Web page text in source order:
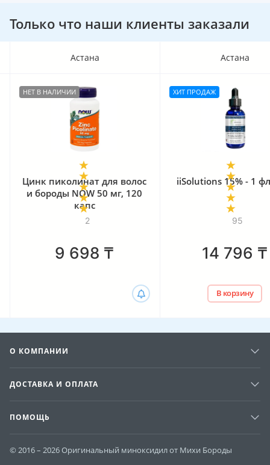
Только что наши клиенты заказали
Астана
НЕТ В НАЛИЧИИ
2
Цинк пиколинат для волос
и бороды NOW 50 мг, 120
капс
9 698 ₸
Астана
ХИТ ПРОДАЖ
95
iiSolutions 15% - 1
14 796 ₸
В корзину
О КОМПАНИИ
ДОСТАВКА И ОПЛАТА
ПОМОЩЬ
© 2016 – 2026 Оригинальный миноксидил от Михи Бороды